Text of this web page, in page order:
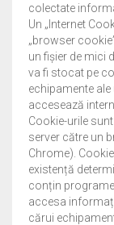
JACKETS
COATS
PANTS
SKIRTS & SHORTS
SHOES
ACCESORIES
colectate
Un „Internet
„browser
un fișier de mici
va fi stocat pe
echipamente
accesează
Cookie-urile
server către un
Chrome).
existență
conțin
accesa
cărui